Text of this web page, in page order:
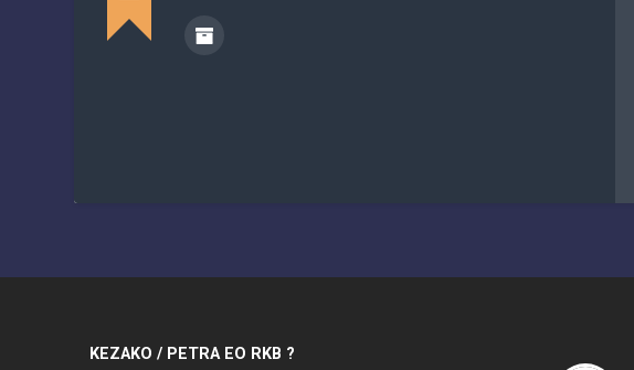
KEZAKO / PETRA EO RKB ?